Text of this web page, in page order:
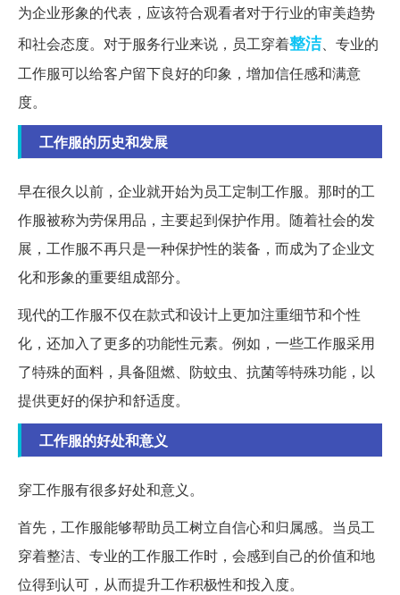
为企业形象的代表，应该符合观看者对于行业的审美趋势
和社会态度。对于服务行业来说，员工穿着整洁、专业的
工作服可以给客户留下良好的印象，增加信任感和满意
度。
工作服的历史和发展
早在很久以前，企业就开始为员工定制工作服。那时的工
作服被称为劳保用品，主要起到保护作用。随着社会的发
展，工作服不再只是一种保护性的装备，而成为了企业文
化和形象的重要组成部分。
现代的工作服不仅在款式和设计上更加注重细节和个性
化，还加入了更多的功能性元素。例如，一些工作服采用
了特殊的面料，具备阻燃、防蚊虫、抗菌等特殊功能，以
提供更好的保护和舒适度。
工作服的好处和意义
穿工作服有很多好处和意义。
首先，工作服能够帮助员工树立自信心和归属感。当员工
穿着整洁、专业的工作服工作时，会感到自己的价值和地
位得到认可，从而提升工作积极性和投入度。